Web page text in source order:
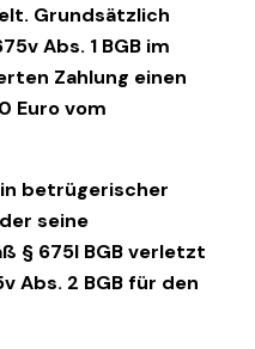
Grundsätzlich
Abs. 1 BGB im
Zahlung einen
Euro vom
betrügerischer
seine
§ 675l BGB verletzt
Abs. 2 BGB für den